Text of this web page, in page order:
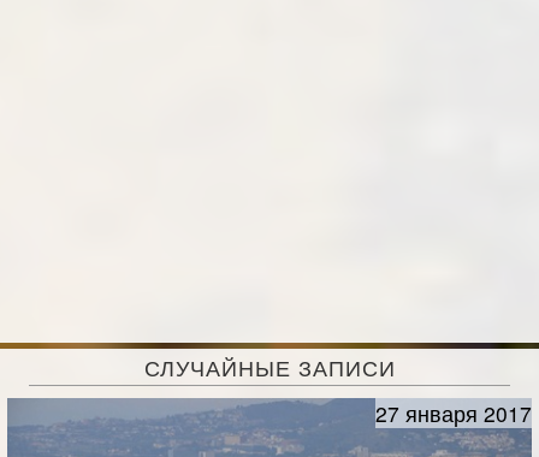
СЛУЧАЙНЫЕ ЗАПИСИ
27 января 2017